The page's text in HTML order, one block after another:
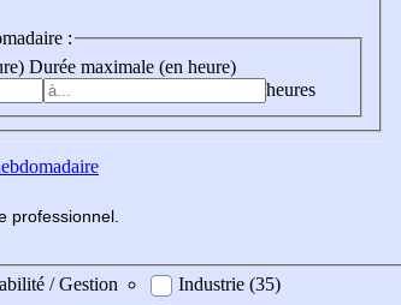
:
Durée maximale (en heure)
heures
professionnel
/ Gestion
Industrie (35)